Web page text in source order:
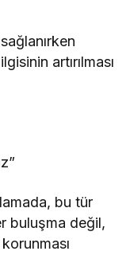
artırılması
bu tür
buluşma değil,